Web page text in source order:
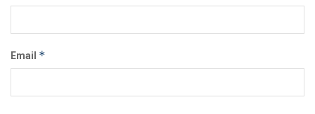
Email *